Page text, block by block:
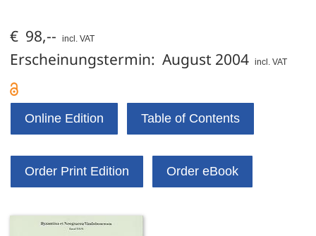
€ 98,-- incl. VAT
Erscheinungstermin: August 2004 incl. VAT
Online Edition Table of Contents
Order Print Edition Order eBook